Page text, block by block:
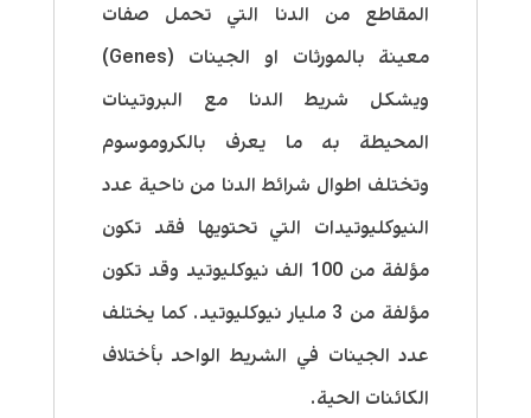
المقاطع من الدنا التي تحمل صفات
معينة بالمورثات او الجينات (Genes)
ويشكل شريط الدنا مع البروتينات
المحيطة به ما يعرف بالكروموسوم
وتختلف اطوال شرائط الدنا من ناحية عدد
النيوكليوتيدات التي تحتويها فقد تكون
مؤلفة من 100 الف نيوكليوتيد وقد تكون
مؤلفة من 3 مليار نيوكليوتيد. كما يختلف
عدد الجينات في الشريط الواحد بأختلاف
الكائنات الحية.